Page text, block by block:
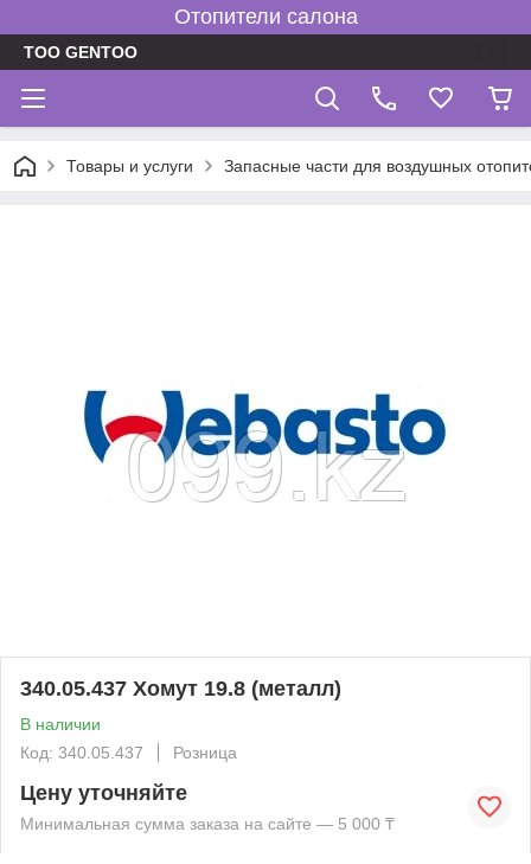
Отопители салона
TOO GENTOO
Товары и услуги Запасные части для воздушных
340.05.437 Хомут 19.8 (металл)
В наличии
Код: 340.05.437
Розница
Цену уточняйте
Минимальная сумма заказа на сайте — 5 000 ₸